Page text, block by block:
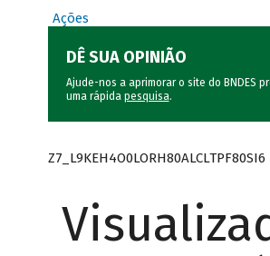
Ações
DÊ SUA OPINIÃO
Ajude-nos a aprimorar o site do BNDES
uma rápida pesquisa.
Z7_L9KEH4O0LORH80ALCLTPF80SI6